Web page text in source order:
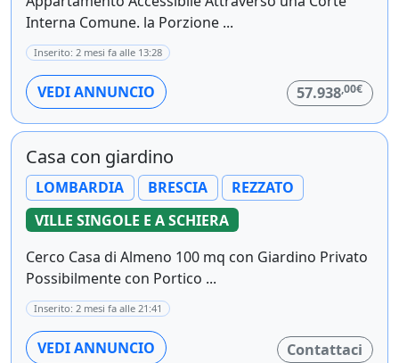
Interna Comune. la Porzione ...
Inserito: 2 mesi fa alle 13:28
VEDI ANNUNCIO 57.938,00€
Casa con giardino
LOMBARDIA BRESCIA
REZZATO
VILLE SINGOLE E A SCHIERA
Cerco Casa di Almeno 100 mq con Giardino Privato
Possibilmente con Portico ...
Inserito: 2 mesi fa alle 21:41
VEDI ANNUNCIO Contattaci